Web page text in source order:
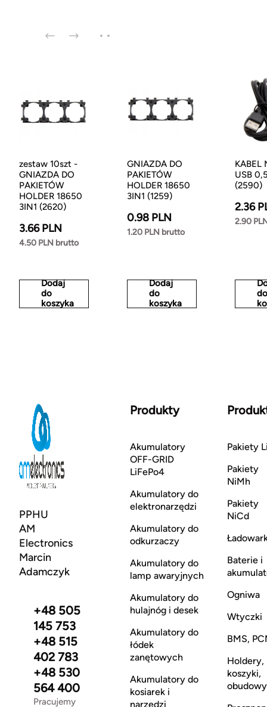
zestaw 10szt -
GNIAZDA DO
PAKIETÓW
HOLDER 18650
3IN1 (2620)
3.66 PLN
4.50 PLN brutto
Dodaj
do
koszyka
GNIAZDA DO
PAKIETÓW
HOLDER 18650
3IN1 (1259)
0.98 PLN
1.20 PLN brutto
Dodaj
do
koszyka
KABEL
USB
(2590)
2.36
2.90
do
PPHU
AM
Electronics
Marcin
Adamczyk
+48 505
145 753
+48 515
402 783
+48 530
564 400
Pracujemy
Produkty
Akumulatory
OFF-GRID
LiFePo4
Akumulatory do
elektronarzędzi
Akumulatory do
odkurzaczy
Akumulatory do
lamp awaryjnych
Akumulatory do
hulajnóg i desek
Akumulatory do
łódek
zanętowych
Akumulatory do
kosiarek i
narzędzi
Pakiety
Pakiety
NiMh
Pakiety
NiCd
Baterie i
Ogniwa
Wtyczki
BMS,
Holdery,
koszyki,
obudowy